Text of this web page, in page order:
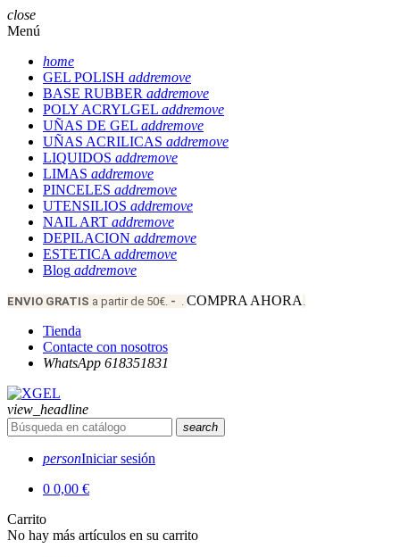
close
Menú
home
GEL POLISH addremove
BASE RUBBER addremove
POLY ACRYLGEL addremove
UÑAS DE GEL addremove
UÑAS ACRILICAS addremove
LIQUIDOS addremove
LIMAS addremove
PINCELES addremove
UTENSILIOS addremove
NAIL ART addremove
DEPILACION addremove
ESTETICA addremove
Blog addremove
ENVIO GRATIS a partir de 50€. - . COMPRA AHORA .
Tienda
Contacte con nosotros
WhatsApp 618351831
view_headline
search
personIniciar sesión
0 0,00 €
Carrito
No hay más artículos en su carrito